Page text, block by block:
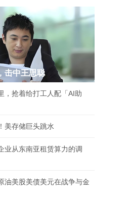
击中王思聪
，抢着给打工人配「AI助
美存储巨头跳水
业从东南亚租赁算力的调
油美股美债美元在战争与金